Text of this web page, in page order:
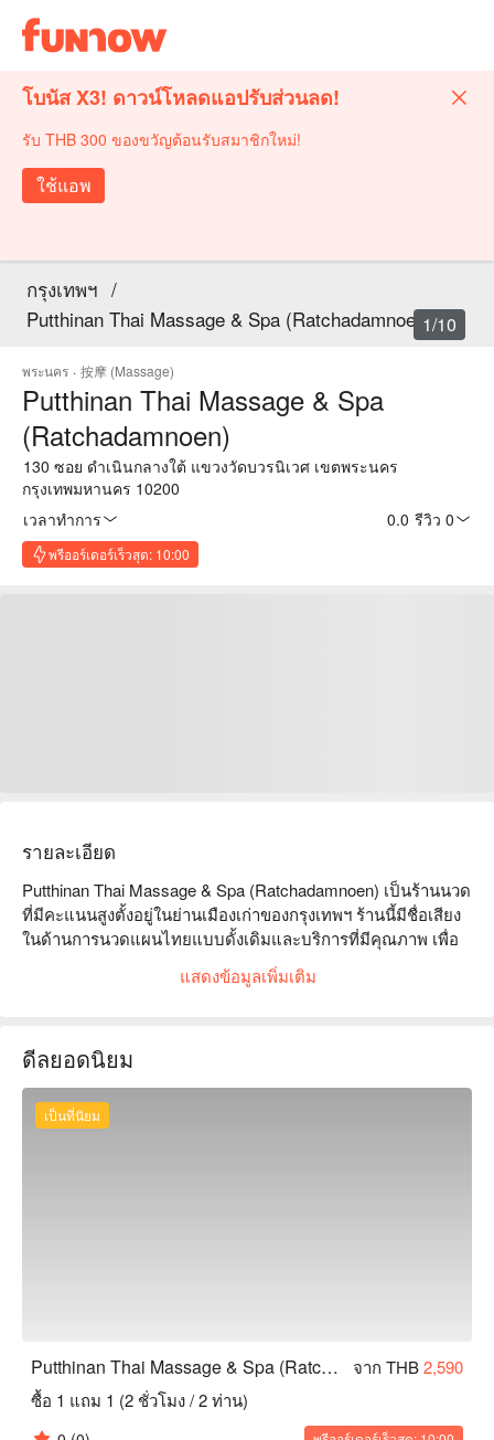
โบนัส X3! ดาวน์โหลดแอปรับส่วนลด!
รับ THB 300 ของขวัญต้อนรับสมาชิกใหม่!
ใช้แอพ
กรุงเทพฯ /
Putthinan Thai Massage & Spa (Ratchadamnoen)
พระนคร · 按摩 (Massage)
Putthinan Thai Massage & Spa
(Ratchadamnoen)
130 ซอย ดำเนินกลางใต้ แขวงวัดบวรนิเวศ เขตพระนคร
กรุงเทพมหานคร 10200
เวลาทำการ
0.0 รีวิว 0
พรีออร์เดอร์เร็วสุด: 10:00
1/10
รายละเอียด
Putthinan Thai Massage & Spa (Ratchadamnoen) เป็นร้านนวด
ที่มีคะแนนสูงตั้งอยู่ในย่านเมืองเก่าของกรุงเทพฯ ร้านนี้มีชื่อเสียง
ในด้านการนวดแผนไทยแบบดั้งเดิมและบริการที่มีคุณภาพ เพื่อ
มอบประสบการณ์การผ่อนคลายอย่างเต็มที่ให้กับลูกค้า
Putthinan Thai Massage & Spa (Ratchadamnoen) คะแนน:
และสะอาด พร้อมห้องแยกเป็นสัดส่วนเพื่อรับประกันความเป็น
ส่วนตัวและความสะดวกสบายของลูกค้า บรรยากาศโดยรวมเงียบ
สงบและอบอุ่น เป็นสถานที่ที่เหมาะสำหรับการผ่อนคลายหลังจาก
การเดินเที่ยว
Putthinan Thai Massage & Spa (Ratchadamnoen) ราคา,
Putthinan Thai Massage & Spa (Ratchadamnoen) โปรโมชั่น ดู
แสดงข้อมูลเพิ่มเติม
ดีลยอดนิยม
เป็นที่นิยม
Putthinan Thai Massage & Spa (Ratchadamnoen) จาก THB2,590
ซื้อ 1 แถม 1 (2 ชั่วโมง / 2 ท่าน)